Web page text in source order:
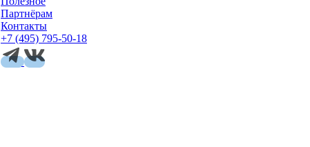
Партнёрам
Контакты
+7 (495) 795-50-18